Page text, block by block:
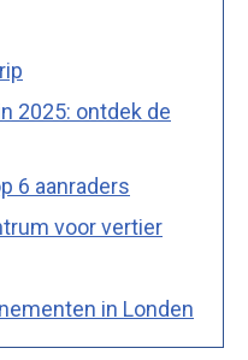
2025: ontdek de
6 aanraders
voor vertier
in Londen